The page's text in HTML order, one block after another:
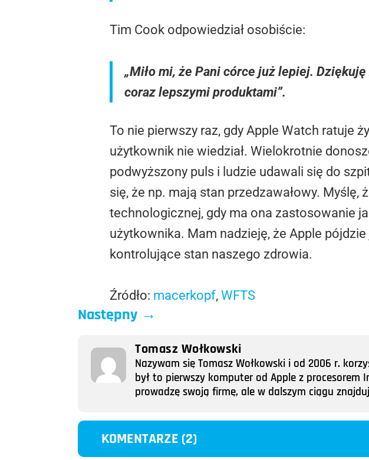
Tim Cook odpowiedział osobiście:
„Miło mi, że Pani córce już lepiej.
coraz lepszymi produktami”.
To nie pierwszy raz, gdy Apple Watch ratuje
użytkownik nie wiedział. Wielokrotnie
podwyższony puls i ludzie udawali się do
się, że np. mają stan przedzawałowy.
technologicznej, gdy ma ona zastosowanie
użytkownika. Mam nadzieję, że Apple
kontrolujące stan naszego zdrowia.
Źródło: macerkopf, WFTS
Następny →
Tomasz Wołkowski
Nazywam się Tomasz Wołkowski i od 2006 r.
był to pierwszy komputer od Apple z
prowadzę swoją firmę, ale w dalszym ciągu
KOMENTARZE (2)